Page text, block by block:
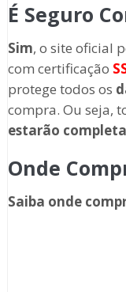
É Seguro
Sim, o site oficial
com certificação
protege todos os
compra. Ou seja,
estarão
Onde
Saiba onde